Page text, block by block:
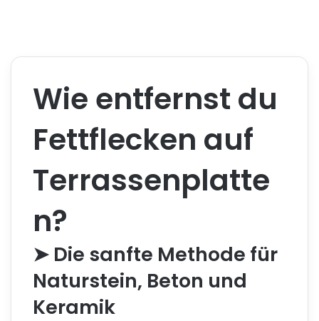
Wie entfernst du
Fettflecken auf
Terrassenplatte
n?
➤ Die sanfte Methode für
Naturstein, Beton und
Keramik